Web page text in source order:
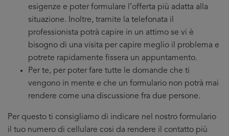
esigenze e poter formulare l’offerta più adatta alla
situazione. Inoltre, tramite la telefonata il
professionista potrà capire in un attimo se vi è
bisogno di una visita per capire meglio il problema e
potrete rapidamente fissera un appuntamento.
Per te, per poter fare tutte le domande che ti
vengono in mente e che un formulario non potrà mai
rendere come una discussione fra due persone.
Per questo ti consigliamo di indicare nel nostro formulario
il tuo numero di cellulare cosi da rendere il contatto più